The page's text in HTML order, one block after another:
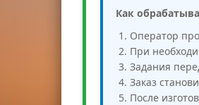
Как
Оператор
При
Задания
Заказ
После